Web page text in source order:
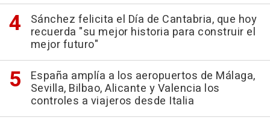
Sánchez felicita el Día de Cantabria, que hoy
recuerda "su mejor historia para construir el
mejor futuro"
España amplía a los aeropuertos de Málaga,
Sevilla, Bilbao, Alicante y Valencia los
controles a viajeros desde Italia